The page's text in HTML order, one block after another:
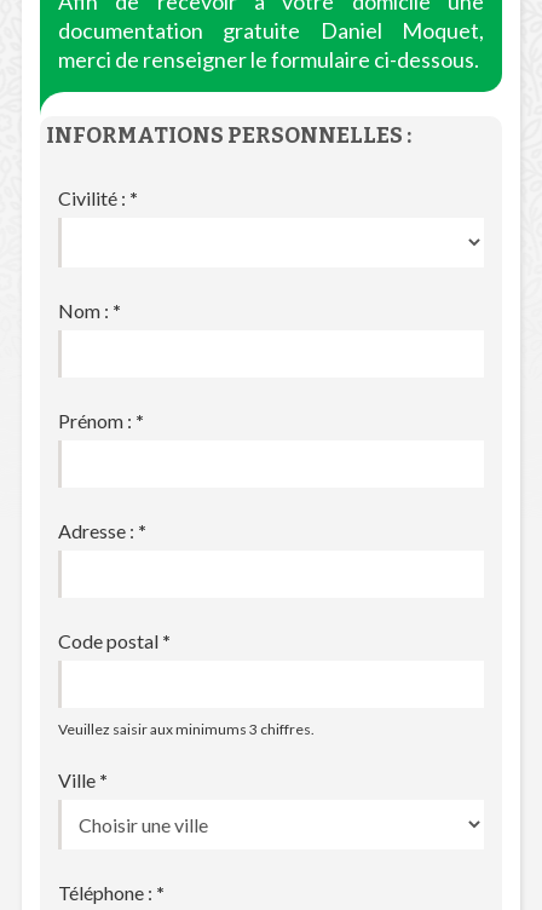
documentation gratuite Daniel Moquet,
merci de renseigner le formulaire ci-dessous.
INFORMATIONS PERSONNELLES :
Civilité : *
Nom : *
Prénom : *
Adresse : *
Code postal *
Veuillez saisir aux minimums 3 chiffres.
Ville *
Téléphone : *